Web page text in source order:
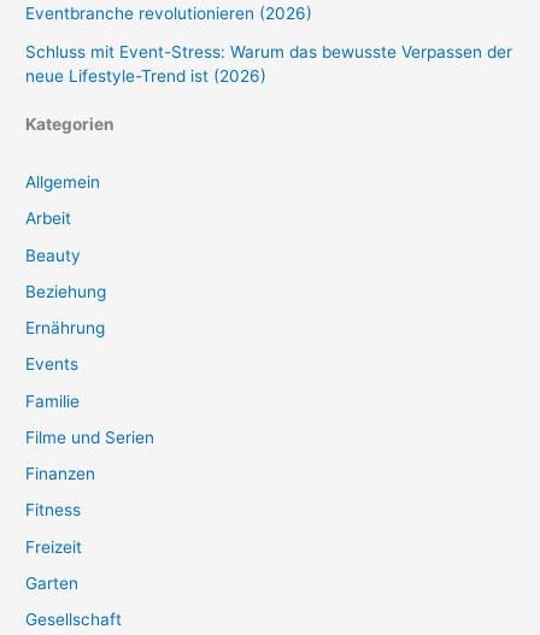
Eventbranche revolutionieren (2026)
Schluss mit Event-Stress: Warum das bewusste Verpassen der
neue Lifestyle-Trend ist (2026)
Kategorien
Allgemein
Arbeit
Beauty
Beziehung
Ernährung
Events
Familie
Filme und Serien
Finanzen
Fitness
Freizeit
Garten
Gesellschaft